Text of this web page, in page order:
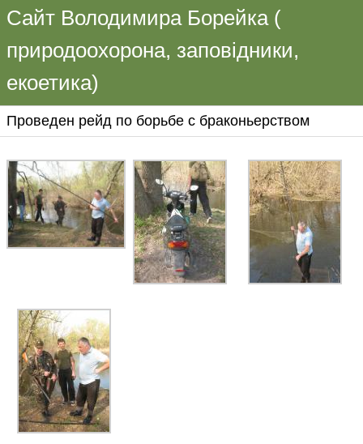
Сайт Володимира Борейка (
природоохорона, заповідники,
екоетика)
Проведен рейд по борьбе с браконьерством